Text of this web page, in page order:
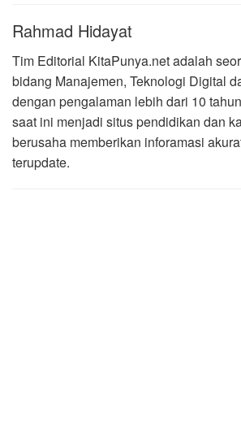
Rahmad Hidayat
Tim Editorial KitaPunya.net adalah
bidang Manajemen, Teknologi Digital
dengan pengalaman lebih dari 10
saat ini menjadi situs pendidikan dan
berusaha memberikan inforamasi
terupdate.